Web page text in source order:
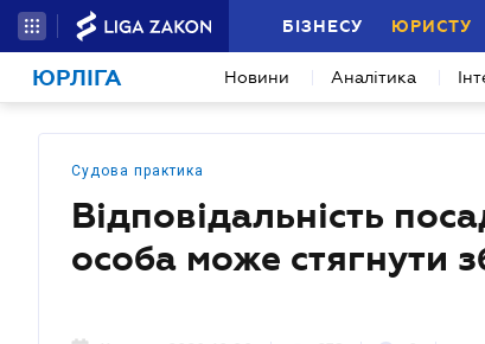
БІЗНЕСУ ЮРИСТУ
ЮРЛІГА Новини Аналітика
Судова практика
Відповідальність
особа може стягнути